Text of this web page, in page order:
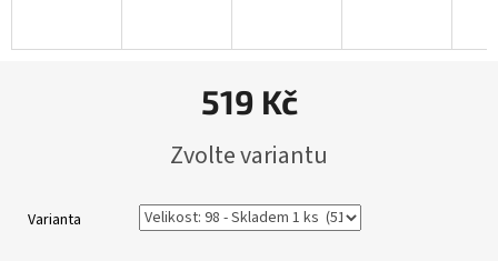
519 Kč
cena:
Zvolte variantu
Varianta